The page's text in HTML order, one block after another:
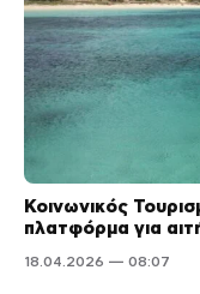
Κοινωνικός
πλατφόρμα για
18.04.2026 — 08:07